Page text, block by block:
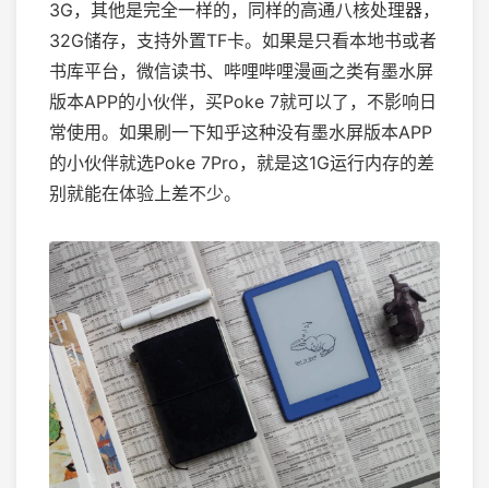
3G，其他是完全一样的，同样的高通八核处理器，
32G储存，支持外置TF卡。如果是只看本地书或者
书库平台，微信读书、哔哩哔哩漫画之类有墨水屏
版本APP的小伙伴，买Poke 7就可以了，不影响日
常使用。如果刷一下知乎这种没有墨水屏版本APP
的小伙伴就选Poke 7Pro，就是这1G运行内存的差
别就能在体验上差不少。